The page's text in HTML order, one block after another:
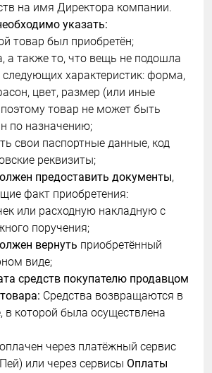
на имя Директора компании.
указать:
товар был приобретён;
а также то, что вещь не подошла
следующих характеристик: форма,
цвет, размер (или иные
товар не может быть
по назначению;
свои паспортные данные, код
реквизиты;
предоставить документы,
факт приобретения:
или расходную накладную с
поручения;
вернуть приобретённый
виде;
средств покупателю продавцом
Средства возвращаются в
которой была осуществлена
через платёжный сервис
или через сервисы Оплаты